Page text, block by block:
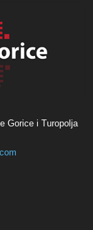
Gorice i Turopolja